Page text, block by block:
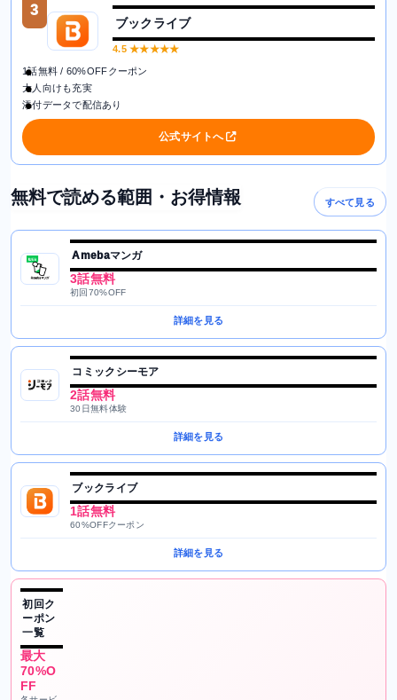
3
ブックライブ
4.5★★★★★
1話無料 / 60%OFFクーポン
大人向けも充実
添付データで配信あり
公式サイトへ
無料で読める範囲・お得情報 すべて見る
Amebaマンガ
3話無料
初回70%OFF
詳細を見る
コミックシーモア
2話無料
30日無料体験
詳細を見る
ブックライブ
1話無料
60%OFFクーポン
詳細を見る
初回ク
ーポン
一覧
最大
70%O
FF